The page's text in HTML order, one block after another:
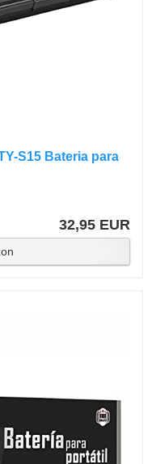
S15 Bateria para
32,95 EUR